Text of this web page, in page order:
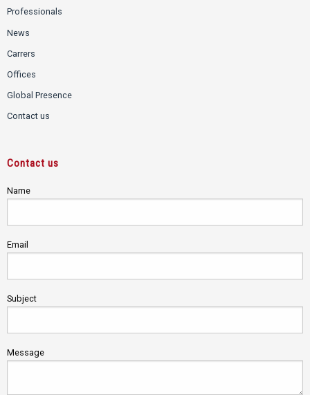
Professionals
News
Carrers
Offices
Global Presence
Contact us
Contact us
Name
Email
Subject
Message